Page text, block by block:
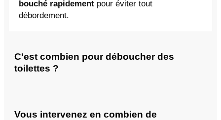
bouché rapidement pour éviter tout
débordement.
C'est combien pour déboucher des
toilettes ?
Vous intervenez en combien de